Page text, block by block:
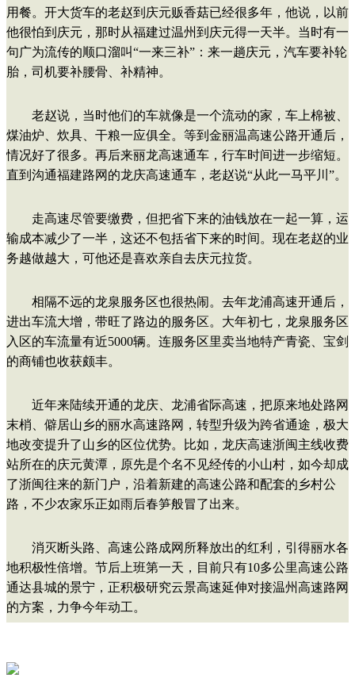
用餐。开大货车的老赵到庆元贩香菇已经很多年，他说，以前
他很怕到庆元，那时从福建过温州到庆元得一天半。当时有一
句广为流传的顺口溜叫“一来三补”：来一趟庆元，汽车要补轮
胎，司机要补腰骨、补精神。
老赵说，当时他们的车就像是一个流动的家，车上棉被、
煤油炉、炊具、干粮一应俱全。等到金丽温高速公路开通后，
情况好了很多。再后来丽龙高速通车，行车时间进一步缩短。
直到沟通福建路网的龙庆高速通车，老赵说“从此一马平川”。
走高速尽管要缴费，但把省下来的油钱放在一起一算，运
输成本减少了一半，这还不包括省下来的时间。现在老赵的业
务越做越大，可他还是喜欢亲自去庆元拉货。
相隔不远的龙泉服务区也很热闹。去年龙浦高速开通后，
进出车流大增，带旺了路边的服务区。大年初七，龙泉服务区
入区的车流量有近5000辆。连服务区里卖当地特产青瓷、宝剑
的商铺也收获颇丰。
近年来陆续开通的龙庆、龙浦省际高速，把原来地处路网
末梢、僻居山乡的丽水高速路网，转型升级为跨省通途，极大
地改变提升了山乡的区位优势。比如，龙庆高速浙闽主线收费
站所在的庆元黄潭，原先是个名不见经传的小山村，如今却成
了浙闽往来的新门户，沿着新建的高速公路和配套的乡村公
路，不少农家乐正如雨后春笋般冒了出来。
消灭断头路、高速公路成网所释放出的红利，引得丽水各
地积极性倍增。节后上班第一天，目前只有10多公里高速公路
通达县城的景宁，正积极研究云景高速延伸对接温州高速路网
的方案，力争今年动工。